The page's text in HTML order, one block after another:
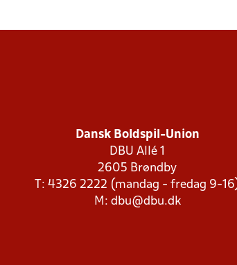
Dansk Boldspil-Union
DBU Allé 1
2605 Brøndby
T: 4326 2222 (mandag - fredag 9-
M: dbu@dbu.dk